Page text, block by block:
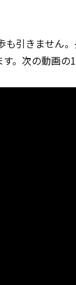
引きません
。次の動画の